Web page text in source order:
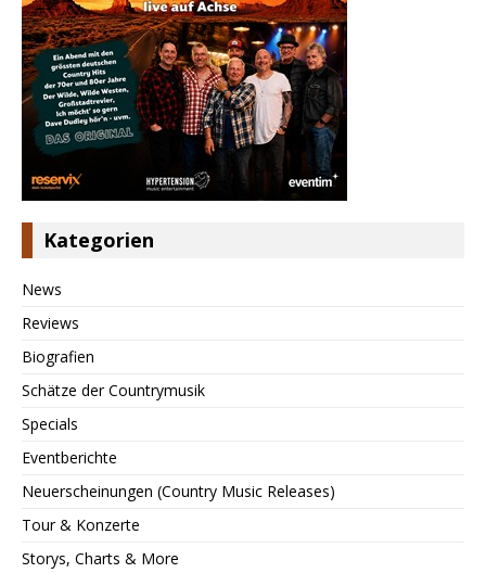
Kategorien
News
Reviews
Biografien
Schätze der Countrymusik
Specials
Eventberichte
Neuerscheinungen (Country Music Releases)
Tour & Konzerte
Storys, Charts & More